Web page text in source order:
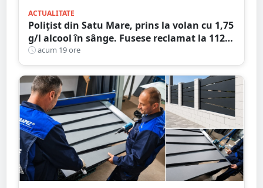
ACTUALITATE
Polițist din Satu Mare, prins la volan cu 1,75
g/l alcool în sânge. Fusese reclamat la 112
că circula pe contrasens
acum 19 ore